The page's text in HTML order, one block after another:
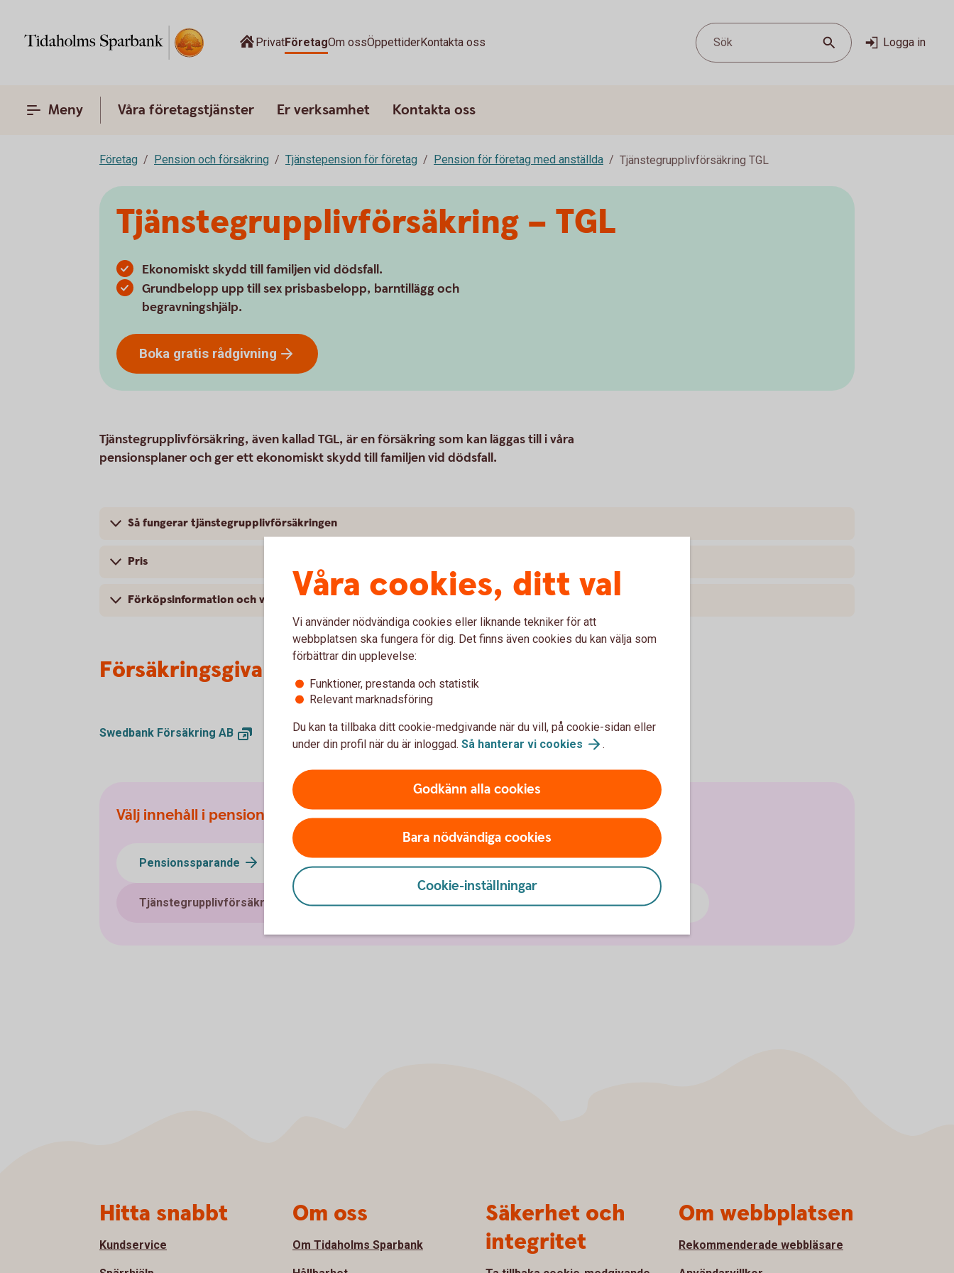
PrivatFöretagOm ossÖppettiderKontakta oss Sök Logga in
Meny Våra företagstjänster Er verksamhet Kontakta oss
Företag Pension och försäkring Tjänstepension för företag Pension för företag med anställda Tjänstegrupplivförsäkring TGL
Tjänstegrupplivförsäkring – TGL
Ekonomiskt skydd till familjen vid dödsfall.
Grundbelopp upp till sex prisbasbelopp, barntillägg och
begravningshjälp.
Boka gratis rådgivning
Tjänstegrupplivförsäkring, även kallad TGL, är en försäkring som kan läggas till i våra
pensionsplaner och ger ett ekonomiskt skydd till familjen vid dödsfall.
Så fungerar tjänstegrupplivförsäkringen
Pris
Förköpsinformation och villkor
Försäkringsgivare
Swedbank Försäkring AB Hantering viddödsfall
Välj innehåll i pensionsplanen
Pensionssparande Sjukförsäkring företag Olycksfallsförsäkring
Tjänstegrupplivförsäkring TGL Individuell livförsäkring Vårdförsäkring företag
Våra cookies, ditt val
Vi använder nödvändiga cookies eller liknande tekniker för att
webbplatsen ska fungera för dig. Det finns även cookies du kan välja som
förbättrar din upplevelse:
Funktioner, prestanda och statistik
Relevant marknadsföring
Du kan ta tillbaka ditt cookie-medgivande när du vill, på cookie-sidan eller
under din profil när du är inloggad. Så hanterar vi cookies .
Godkänn alla cookies
Bara nödvändiga cookies
Cookie-inställningar
Hitta snabbt
Kundservice
Om oss
Om Tidaholms Sparbank
Säkerhet och
integritet
Om webbplatsen
Rekommenderade webbläsare